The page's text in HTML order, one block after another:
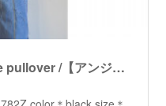
【angelina】gather sleeve pullover /【アンジェリーナ】ギャザースリーブプルオーバー